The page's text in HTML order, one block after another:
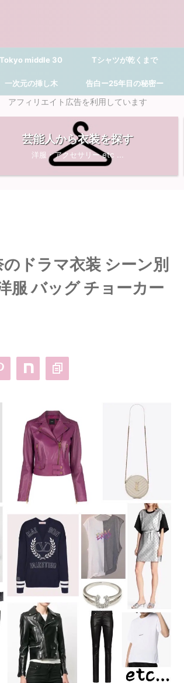
Tokyo middle 30 Tシャツが乾くまで
一次元の挿し木 告白ー25年目の秘密ー
アフィリエイト広告を利用しています
芸能人から衣装を探す
洋服・アクセサリー etc ...
ドラマ衣装 シーン別
服 バッグ チョーカー